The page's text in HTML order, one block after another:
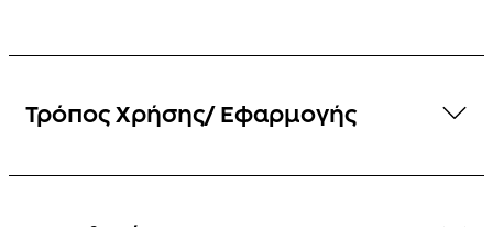
Τρόπος Χρήσης/ Εφαρμογής